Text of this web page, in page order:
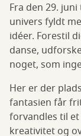
Fra den 29.
univers fyldt
idéer. Forestil
danse,
noget, som
Her er der
fantasien får
forvandles til
kreativitet og